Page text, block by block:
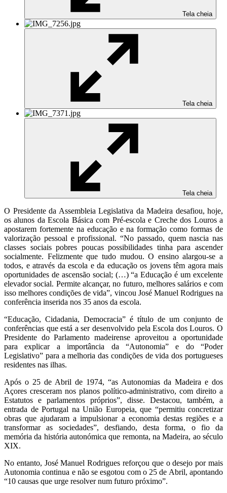
Tela cheia
Tela cheia
Tela cheia
O Presidente da Assembleia Legislativa da Madeira desafiou, hoje,
os alunos da Escola Básica com Pré-escola e Creche dos Louros a
apostarem fortemente na educação e na formação como formas de
valorização pessoal e profissional. “No passado, quem nascia nas
classes sociais pobres poucas possibilidades tinha para ascender
socialmente. Felizmente que tudo mudou. O ensino alargou-se a
todos, e através da escola e da educação os jovens têm agora mais
oportunidades de ascensão social; (…) “a Educação é um excelente
elevador social. Permite alcançar, no futuro, melhores salários e com
isso melhores condições de vida”, vincou José Manuel Rodrigues na
conferência inserida nos 35 anos da escola.
“Educação, Cidadania, Democracia” é título de um conjunto de
conferências que está a ser desenvolvido pela Escola dos Louros. O
Presidente do Parlamento madeirense aproveitou a oportunidade
para explicar a importância da “Autonomia” e do “Poder
Legislativo” para a melhoria das condições de vida dos portugueses
residentes nas ilhas.
Após o 25 de Abril de 1974, “as Autonomias da Madeira e dos
Açores cresceram nos planos político-administrativo, com direito a
Estatutos e parlamentos próprios”, disse. Destacou, também, a
entrada de Portugal na União Europeia, que “permitiu concretizar
obras que ajudaram a impulsionar a economia destas regiões e a
transformar as sociedades”, desfiando, desta forma, o fio da
memória da história autonómica que remonta, na Madeira, ao século
XIX.
No entanto, José Manuel Rodrigues reforçou que o desejo por mais
Autonomia continua e não se esgotou com o 25 de Abril, apontando
“10 causas que urge resolver num futuro próximo”.